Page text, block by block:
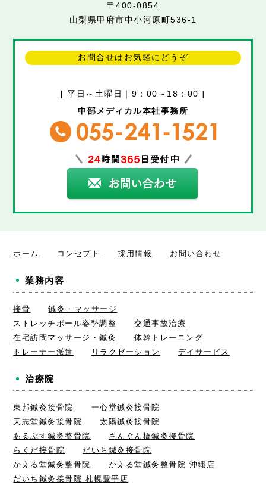
〒400-0854
山梨県甲府市中小河原町536-1
お問合せはお気軽にどうぞ
[ 平日～土曜日｜9：00～18：00 ]
中部メディカル本社事務所
ホーム コンセプト 採用情報 お問い合わせ
業務内容
接骨
鍼灸・マッサージ
ストレッチポール姿勢調整
交通事故治療
在宅訪問マッサージ・鍼灸
体幹トレーニング
トレーナー派遣
リラクゼーション デイサービス
治療院
東邦鍼灸接骨院
一心堂鍼灸接骨院
天志堂鍼灸接骨院
太陽鍼灸接骨院
あるぷす鍼灸整骨院
さんぐん橋鍼灸接骨院
らくだ接骨院
だいち鍼灸接骨院
かえる堂鍼灸整骨院
かえる堂鍼灸整骨院 沖縄店
だいち鍼灸接骨院 札幌豊平店